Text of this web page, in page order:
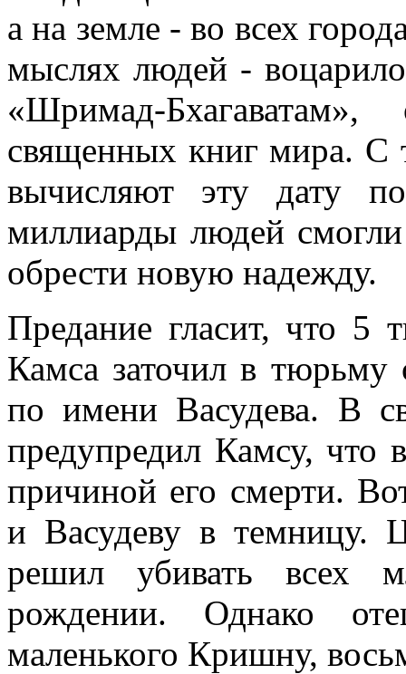
а на земле - во всех
мыслях людей -
«Шримад-
священных книг мира. С
вычисляют эту дату
миллиарды людей
обрести новую надежду.
Предание гласит, что 5
Камса заточил в
по имени Васудева. В
предупредил Камсу, что
причиной его смерти.
и Васудеву в темницу.
решил убивать всех
рождении. Однако
маленького Кришну,